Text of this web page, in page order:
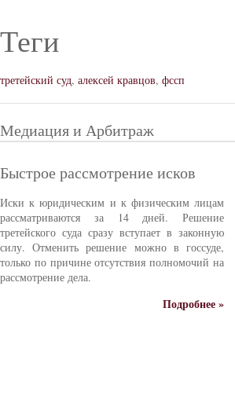
Теги
третейский суд, алексей кравцов, фссп
Медиация и Арбитраж
Быстрое рассмотрение исков
Иски к юридическим и к физическим лицам
рассматриваются за 14 дней. Решение
третейского суда сразу вступает в законную
силу. Отменить решение можно в госсуде,
только по причине отсутствия полномочий на
рассмотрение дела.
Подробнее »